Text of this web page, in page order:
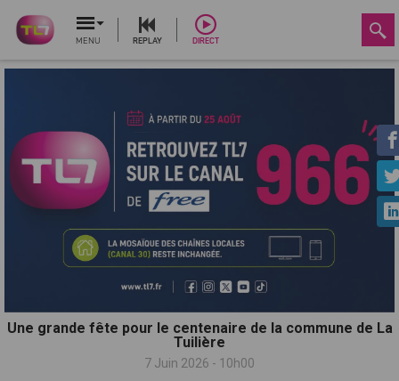
MENU REPLAY DIRECT
Une grande fête pour le centenaire de la commune de La
Tuilière
7 Juin 2026 - 10h00